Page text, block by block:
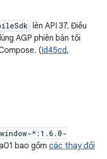
lên API 37. Điều
AGP phiên bản tối
(Id45cd,
*:1.6.0-
bao gồm các thay đổi